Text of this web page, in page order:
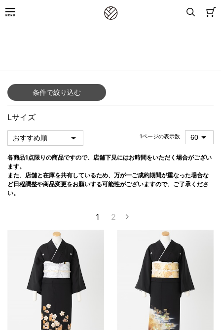
条件で絞り込む
Lサイズ
1ページの表示数
各商品1点限りの商品ですので、店舗下見にはお時間をいただく場合がござい
ます。
また、店舗と在庫を共有しているため、万が一ご成約期間が重なった場合な
ど日程調整や商品変更をお願いする可能性がございますので、ご了承くださ
い。
1 2